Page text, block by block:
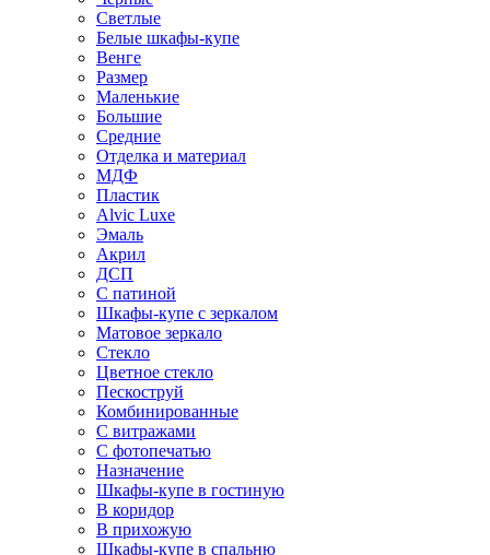
Светлые
Белые шкафы-купе
Венге
Размер
Маленькие
Большие
Средние
Отделка и материал
МДФ
Пластик
Alvic Luxe
Эмаль
Акрил
ДСП
С патиной
Шкафы-купе с зеркалом
Матовое зеркало
Стекло
Цветное стекло
Пескоструй
Комбинированные
С витражами
С фотопечатью
Назначение
Шкафы-купе в гостиную
В коридор
В прихожую
Шкафы-купе в спальню